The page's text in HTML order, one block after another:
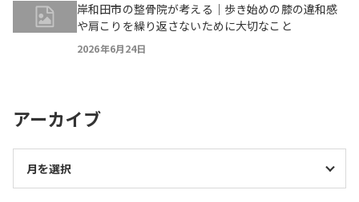
岸和田市の整骨院が考える｜歩き始めの膝の違和感
や肩こりを繰り返さないために大切なこと
2026年6月24日
アーカイブ